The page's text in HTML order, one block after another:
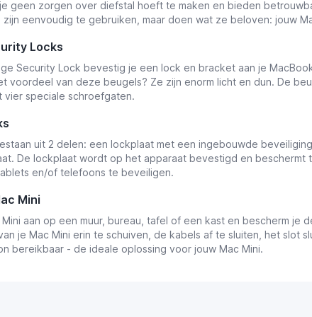
geen zorgen over diefstal hoeft te maken en bieden
eenvoudig te gebruiken, maar doen wat ze beloven: jouw
Locks
Security Lock bevestig je een lock en bracket aan je
voordeel van deze beugels? Ze zijn enorm licht en dun. De
vier speciale schroefgaten.
uit 2 delen: een lockplaat met een ingebouwde
De lockplaat wordt op het apparaat bevestigd en
en/of telefoons te beveiligen.
Mini
aan op een muur, bureau, tafel of een kast en bescherm
je Mac Mini erin te schuiven, de kabels af te sluiten, het slot
bereikbaar - de ideale oplossing voor jouw Mac Mini.